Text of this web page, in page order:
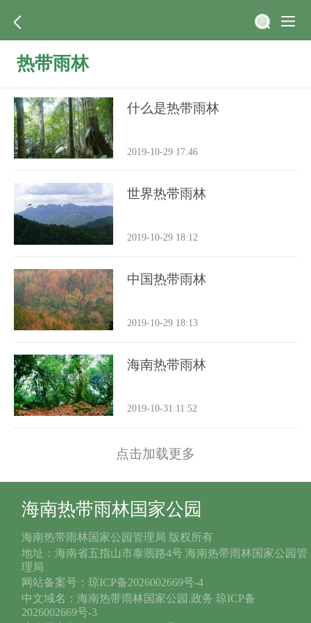
热带雨林
什么是热带雨林
2019-10-29 17:46
世界热带雨林
2019-10-29 18:12
中国热带雨林
2019-10-29 18:13
海南热带雨林
2019-10-31 11:52
点击加载更多
海南热带雨林国家公园
海南热带雨林国家公园管理局 版权所有
地址：海南省五指山市泰翡路4号 海南热带雨林国家公园管
理局
网站备案号：琼ICP备2026002669号-4
中文域名：海南热带雨林国家公园.政务 琼ICP备
2026002669号-3